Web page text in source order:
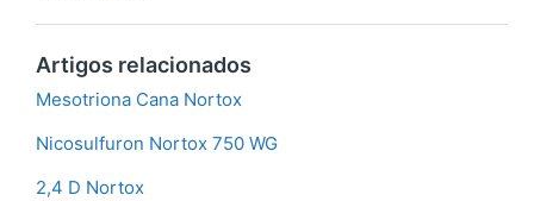
Artigos relacionados
Mesotriona Cana Nortox
Nicosulfuron Nortox 750 WG
2,4 D Nortox